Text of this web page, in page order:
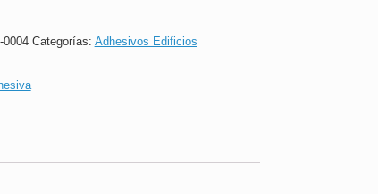
0004 Categorías: Adhesivos Edificios